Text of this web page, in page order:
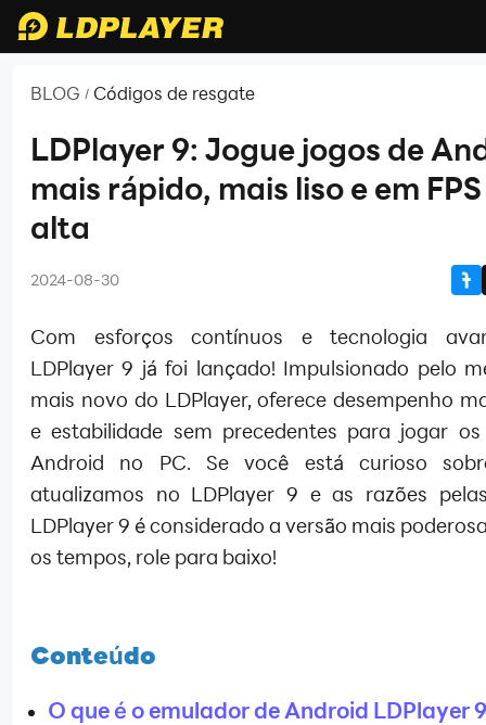
BLOG / Códigos de resgate
LDPlayer 9: Jogue jogos de
mais rápido, mais liso e em
alta
2024-08-30
Com esforços contínuos e tecnologia
LDPlayer 9 já foi lançado! Impulsionado pelo
mais novo do LDPlayer, oferece desempenho
e estabilidade sem precedentes para jogar
Android no PC. Se você está curioso
atualizamos no LDPlayer 9 e as razões
LDPlayer 9 é considerado a versão mais
os tempos, role para baixo!
Conteúdo
O que é o emulador de Android LDPlayer